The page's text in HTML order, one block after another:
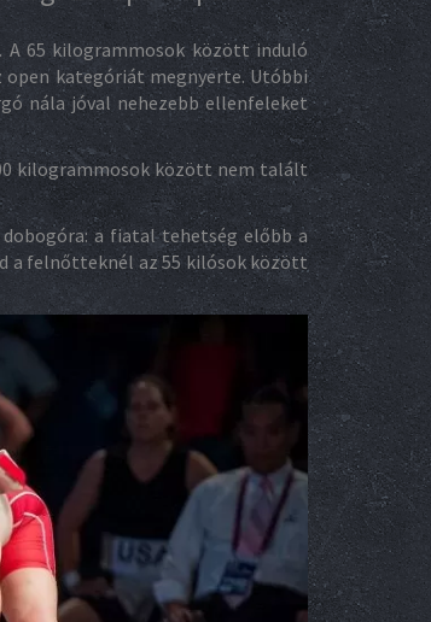
A 65 kilogrammosok között induló
open kategóriát megnyerte. Utóbbi
nála jóval nehezebb ellenfeleket
kilogrammosok között nem talált
a fiatal tehetség előbb a
a felnőtteknél az 55 kilósok között